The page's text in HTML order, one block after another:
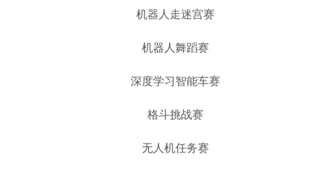
机器人走迷宫赛
机器人舞蹈赛
深度学习智能车赛
格斗挑战赛
无人机任务赛